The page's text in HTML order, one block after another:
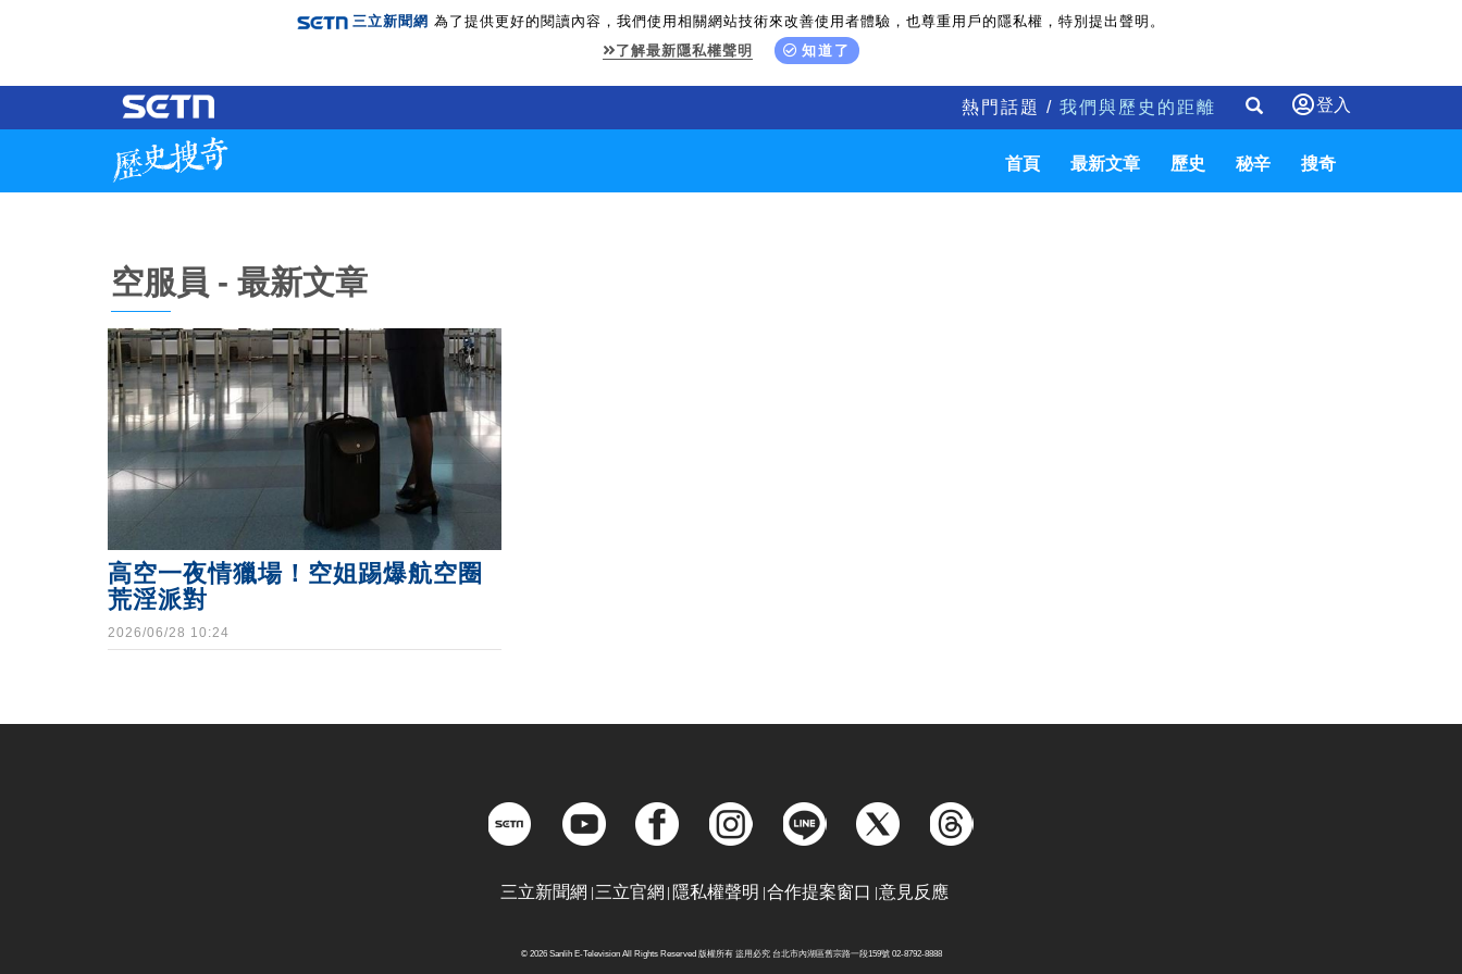
三立新聞網 為了提供更好的閱讀內容，我們使用相關網站技術來改善使用者體驗，也尊重用戶的隱私權，特別提出聲明。
了解最新隱私權聲明
知道了
登入
熱門話題 / 我們與歷史的距離
首頁 最新文章 歷史 秘辛 搜奇
空服員 - 最新文章
高空一夜情獵場！空姐踢爆航空圈
荒淫派對
2026/06/28 10:24
三立新聞網 三立官網 隱私權聲明 合作提案窗口 意見反應
© 2026 Sanlih E-Television All Rights Reserved 版權所有 盜用必究 台北市內湖區舊宗路一段159號 02-8792-8888